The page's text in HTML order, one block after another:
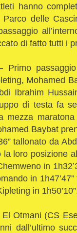
hanno
delle
di fatto tutti i
Primo
Mohamed
Ibrahim
di testa fa
mezza
Baybat
tallonato da
la loro posizione
in
in
in
Otmani (CS
dall’ultimo